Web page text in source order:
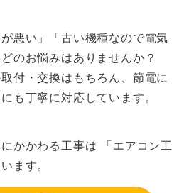
悪い」「古い機種なので電気
のお悩みはありませんか？
付・交換はもちろん、節電に
も丁寧に対応しています。
かかわる工事は 「エアコン工
ます。